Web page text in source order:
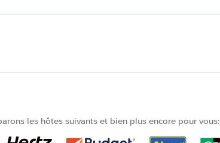
les hôtes suivants et bien plus encore pour vous: